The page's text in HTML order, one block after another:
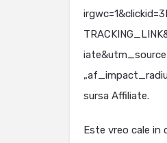
sursa Affiliate.
Este vreo cale in